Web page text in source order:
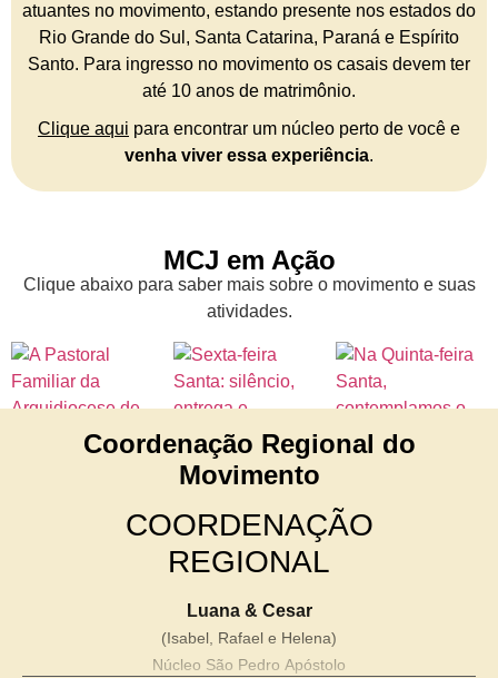
atuantes no movimento, estando presente nos estados do
Rio Grande do Sul, Santa Catarina, Paraná e Espírito
Santo. Para ingresso no movimento os casais devem ter
até 10 anos de matrimônio.
Clique aqui para encontrar um núcleo perto de você e
venha viver essa experiência.
MCJ em Ação
Clique abaixo para saber mais sobre o movimento e suas
atividades.
Coordenação Regional do
Movimento
COORDENAÇÃO
REGIONAL
Luana & Cesar
(Isabel, Rafael e Helena)
Núcleo São Pedro Apóstolo